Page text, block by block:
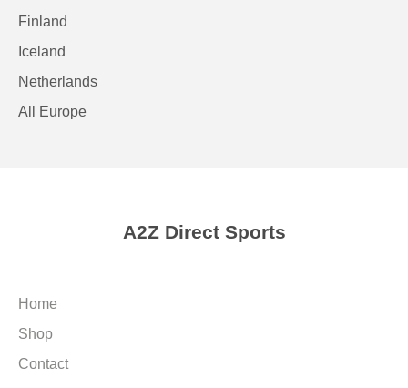
Finland
Iceland
Netherlands
All Europe
A2Z Direct Sports
Home
Shop
Contact